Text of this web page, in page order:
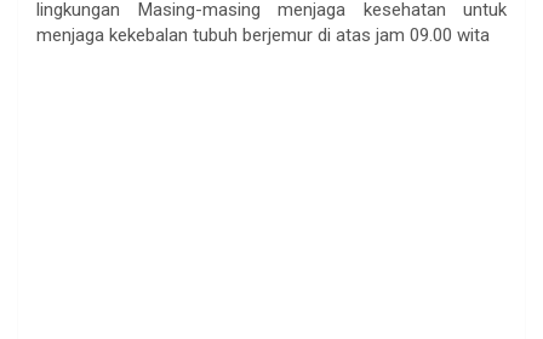
lingkungan Masing-masing menjaga kesehatan untuk
menjaga kekebalan tubuh berjemur di atas jam 09.00 wita